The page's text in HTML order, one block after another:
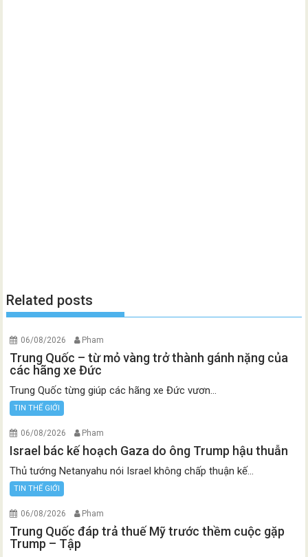
Related posts
06/08/2026 Pham
Trung Quốc – từ mỏ vàng trở thành gánh nặng của
các hãng xe Đức
Trung Quốc từng giúp các hãng xe Đức vươn...
TIN THẾ GIỚI
06/08/2026 Pham
Israel bác kế hoạch Gaza do ông Trump hậu thuẫn
Thủ tướng Netanyahu nói Israel không chấp thuận kế...
TIN THẾ GIỚI
06/08/2026 Pham
Trung Quốc đáp trả thuế Mỹ trước thềm cuộc gặp
Trump – Tập